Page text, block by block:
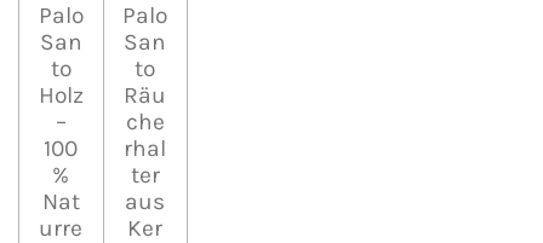
Palo
San
to
Holz
–
100
%
Nat
urre
Palo
San
to
Räu
che
rhal
ter
aus
Ker